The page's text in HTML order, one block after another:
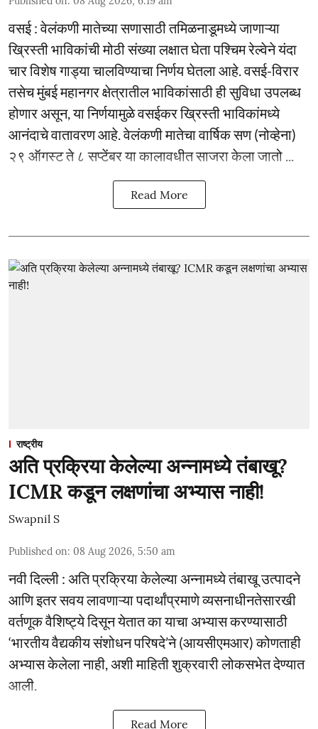
वसई : वेलंकणी मातेच्या सणासाठी तमिळनाडूमध्ये जाणाऱ्या
ख्रिस्ती भाविकांची मोठी संख्या लक्षात घेता पश्चिम रेल्वेने यंदा
चार विशेष गाड्या चालविण्याचा निर्णय घेतला आहे. वसई-विरार
तसेच मुंबई महानगर क्षेत्रातील भाविकांसाठी ही सुविधा उपलब्ध
होणार असून, या निर्णयामुळे वसईकर ख्रिस्ती भाविकांमध्ये
आनंदाचे वातावरण आहे. वेलंकणी मातेचा वार्षिक सण (नोव्हेना)
२९ ऑगस्ट ते ८ सप्टेंबर या कालावधीत साजरा केला जातो ...
Read More
राष्ट्रीय
अति प्रक्रिया केलेल्या अन्नामध्ये तंबाखू?
ICMR कडून लक्षणांचा अभ्यास नाही!
Swapnil S
Published on: 08 Aug 2026, 5:50 am
नवी दिल्ली : अति प्रक्रिया केलेल्या अन्नामध्ये तंबाखू उत्पादने
आणि इतर सवय लावणाऱ्या पदार्थांप्रमाणे व्यसनाधीनतेसारखी
वर्तणूक वैशिष्ट्ये दिसून येतात का याचा अभ्यास करण्यासाठी
‘भारतीय वैद्यकीय संशोधन परिषदे’ने (आयसीएमआर) कोणताही
अभ्यास केलेला नाही, अशी माहिती शुक्रवारी लोकसभेत देण्यात
आली.
Read More